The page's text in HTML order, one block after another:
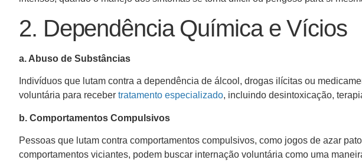
2. Dependência Química e Vícios
a. Abuso de Substâncias
Indivíduos que lutam contra a dependência de álcool, drogas ilícitas ou
voluntária para receber tratamento especializado, incluindo desintoxicação,
b. Comportamentos Compulsivos
Pessoas que lutam contra comportamentos compulsivos, como jogos de azar
comportamentos viciantes, podem buscar internação voluntária como uma